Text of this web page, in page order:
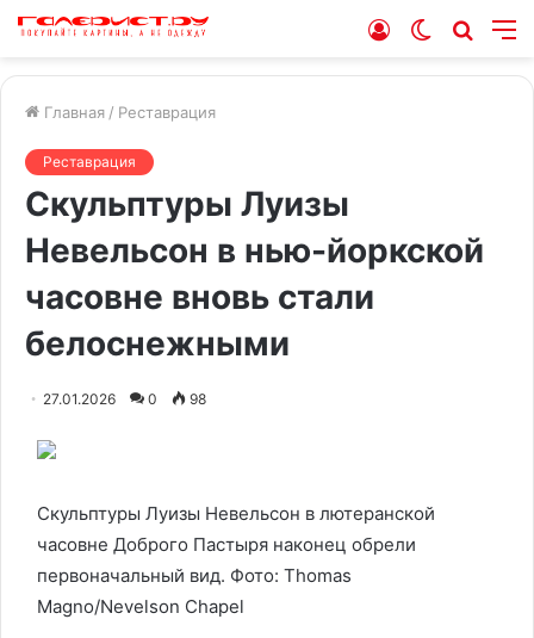
Switch
Войти
Главная / Реставрация
Реставрация
Скульптуры Луизы
Невельсон в нью-йоркской
часовне вновь стали
белоснежными
27.01.2026 0 98
Скульптуры Луизы Невельсон в лютеранской
часовне Доброго Пастыря наконец обрели
первоначальный вид. Фото: Thomas
Magno/Nevelson Chapel